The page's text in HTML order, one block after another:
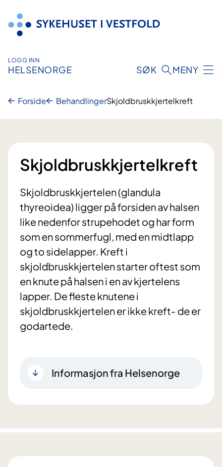
innhold
LOGG INN
HELSENORGE SØK MENY
Forside BehandlingerSkjoldbruskkjertelkreft
Skjoldbruskkjertelkreft
Skjoldbruskkjertelen (glandula
thyreoidea) ligger på forsiden av halsen
like nedenfor strupehodet og har form
som en sommerfugl, med en midtlapp
og to sidelapper. Kreft i
skjoldbruskkjertelen starter oftest som
en knute på halsen i en av kjertelens
lapper. De fleste knutene i
skjoldbruskkjertelen er ikke kreft‐ de er
godartede.
Informasjon fra Helsenorge